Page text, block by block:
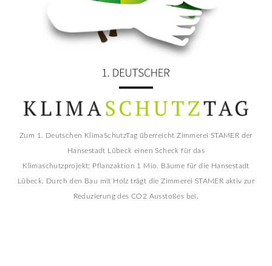
Zum 1. Deutschen KlimaSchutzTag überreicht Zimmerei STAMER der
Hansestadt Lübeck einen Scheck für das
Klimaschutzprojekt: Pflanzaktion 1 Mio. Bäume für die Hansestadt
Lübeck. Durch den Bau mit Holz trägt die Zimmerei STAMER aktiv zur
Reduzierung des CO2 Ausstoßes bei.